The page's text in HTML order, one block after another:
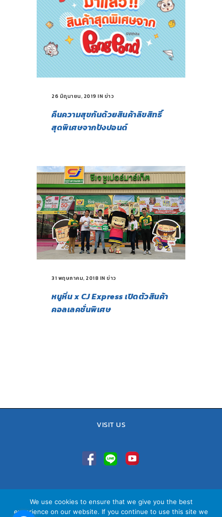
26 มิถุนายน, 2019 IN ข่าว
คืนความสุขกันด้วยสินค้าลิขสิทธิ์
สุดพิเศษจากปังปอนด์
31 พฤษภาคม, 2018 IN ข่าว
หนูหิ่น x CJ Express เปิดตัวสินค้า
คอลเลคชั่นพิเศษ
VISIT US
Sales Team : 084-085-6324
We use cookies to ensure that we give you the best
experience on our website. If you continue to use this site we